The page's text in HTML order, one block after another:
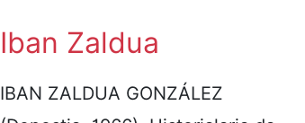
Iban Zaldua
IBAN ZALDUA GONZÁLEZ